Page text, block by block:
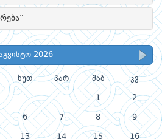
2026
ხუთ პარ შაბ კვ
1 2
6 7 8 9
13 14 15 16